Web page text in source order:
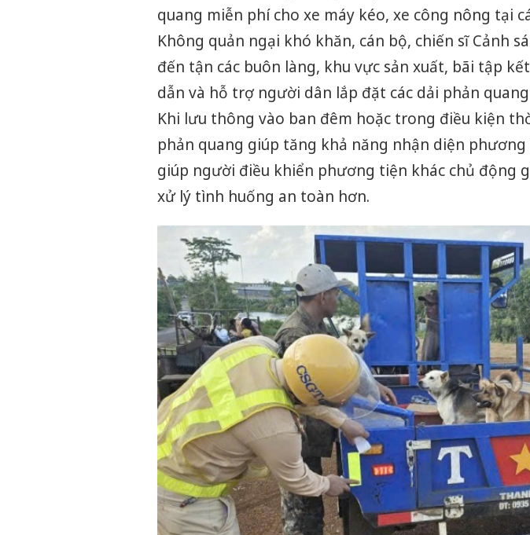
quang miễn phí cho xe máy kéo, xe công nông tại
Không quản ngại khó khăn, cán bộ, chiến sĩ Cảnh
đến tận các buôn làng, khu vực sản xuất, bãi tập
dẫn và hỗ trợ người dân lắp đặt các dải phản
Khi lưu thông vào ban đêm hoặc trong điều kiện
phản quang giúp tăng khả năng nhận diện
giúp người điều khiển phương tiện khác chủ động
xử lý tình huống an toàn hơn.